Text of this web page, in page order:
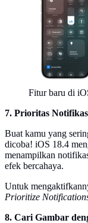
Fitur baru di
7. Prioritas
Buat kamu yang
dicoba! iOS 18.4
menampilkan
efek bercahaya.
Untuk
Prioritize
8. Cari Gambar